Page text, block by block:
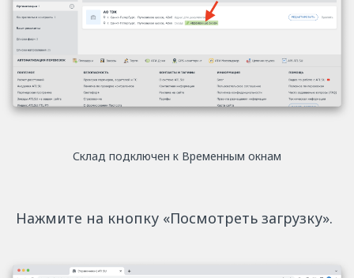
Склад подключен к Временным окнам
Нажмите на кнопку «Посмотреть загрузку».